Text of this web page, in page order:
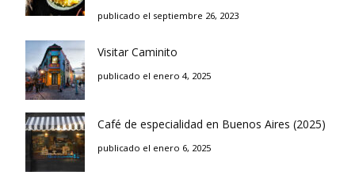
publicado el septiembre 26, 2023
Visitar Caminito
publicado el enero 4, 2025
Café de especialidad en Buenos Aires (2025)
publicado el enero 6, 2025